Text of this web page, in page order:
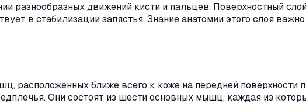
разнообразных движений кисти и пальцев. Поверхностный
в стабилизации запястья. Знание анатомии этого слоя
расположенных ближе всего к коже на передней
Они состоят из шести основных мышц, каждая из